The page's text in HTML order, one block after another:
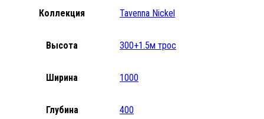
Коллекция Tavenna Nickel
Высота 300+1.5м трос
Ширина 1000
Глубина 400